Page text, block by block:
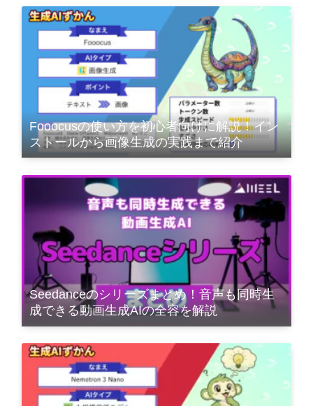
Fooocusの使い方を初心者向けに解説！イン
ストールから画像生成の実践まで紹介
Seedanceのシリーズまとめ！音声も同時生
成できる動画生成AIの全容を解説